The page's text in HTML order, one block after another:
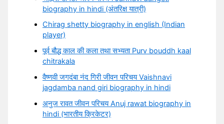
biography in hindi (अंतरिक्ष यात्री)
Chirag shetty biography in english (Indian
player)
पूर्व बौद्ध काल की कला तथा सभ्यता Purv bouddh kaal
chitrakala
वैष्णवी जगदंबा नंद गिरी जीवन परिचय Vaishnavi
jagdamba nand giri biography in hindi
अनुज रावत जीवन परिचय Anuj rawat biography in
hindi (भारतीय क्रिकेटर)